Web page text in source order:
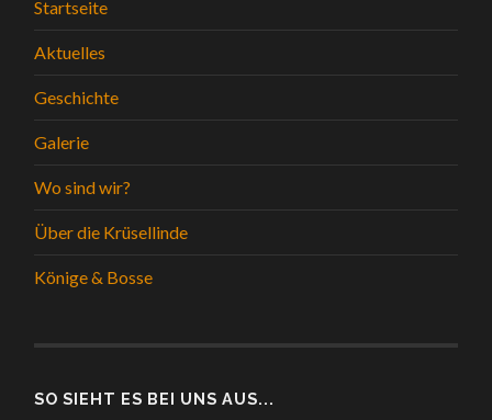
Startseite
Aktuelles
Geschichte
Galerie
Wo sind wir?
Über die Krüsellinde
Könige & Bosse
SO SIEHT ES BEI UNS AUS...